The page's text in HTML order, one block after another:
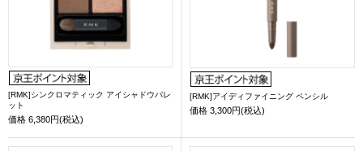
[RMK]シンクロマティック アイシャドウパレ
ット
価格 6,380円(税込)
[RMK]アイディファイニング ペンシル
価格 3,300円(税込)